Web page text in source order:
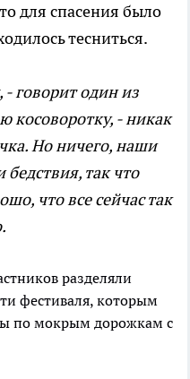
для спасения было
тесниться.
говорит один из
косоворотку, - никак
Но ничего, наши
так что
что все сейчас так
разделяли
фестиваля, которым
по мокрым дорожкам с